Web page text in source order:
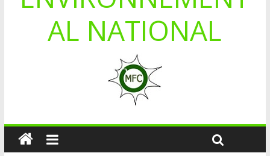
AL NATIONAL